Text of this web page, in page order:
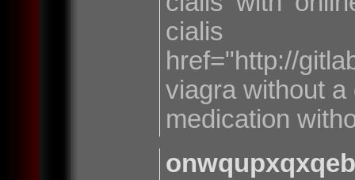
href="http://
viagra without
medication
onwqupxqxqeb